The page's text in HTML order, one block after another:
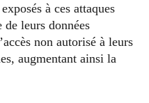
à ces attaques
leurs données
non autorisé à leurs
augmentant ainsi la